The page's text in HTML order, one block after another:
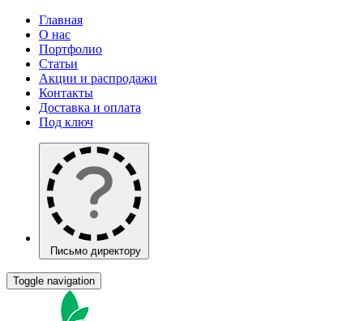
Главная
О нас
Портфолио
Статьи
Акции и распродажи
Контакты
Доставка и оплата
Под ключ
Письмо директору
Toggle navigation